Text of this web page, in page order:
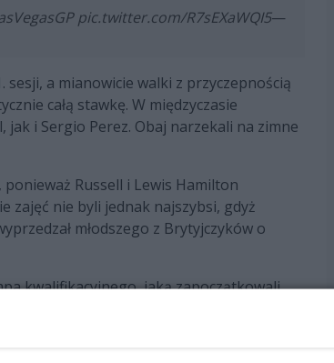
pic.twitter.com/R7sEXaWQI5—
sesji, a mianowicie walki z przyczepnością
całą stawkę. W międzyczasie
i Sergio Perez. Obaj narzekali na zimne
Russell i Lewis Hamilton
zajęć nie byli jednak najszybsi, gdyż
młodszego z Brytyjczyków o
kwalifikacyjnego, jaką zapoczątkowali
wykonał ją Russell, który szybko
na ponowną rywalizację między
Lando Norris.